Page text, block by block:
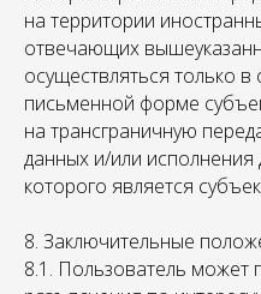
на территории
отвечающих
осуществляться только в
письменной форме
на трансграничную
данных и/или исполнения
которого является
8. Заключительные
8.1. Пользователь может